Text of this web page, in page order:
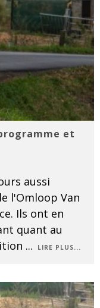
et
aussi
l'Omloop Van
Ils ont en
quant au
... LIRE PLUS...